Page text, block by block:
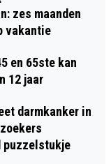
zes maanden
vakantie
en 65ste kan
12 jaar
darmkanker in
puzzelstukje